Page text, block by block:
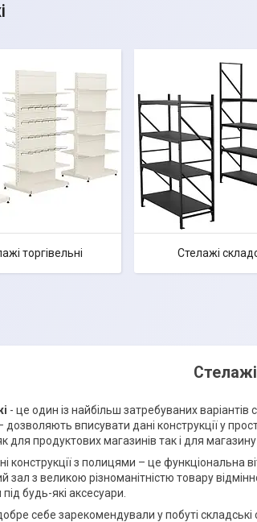
торгівельні Стелажі
- це один із найбільш затребуваних
дозволяють вписувати дані конструкції у
для продуктових магазинів так і для магазину
конструкції з полицями – це функціональна
зал з великою різноманітністю товару
будь-які аксесуари.
себе зарекомендували у побуті